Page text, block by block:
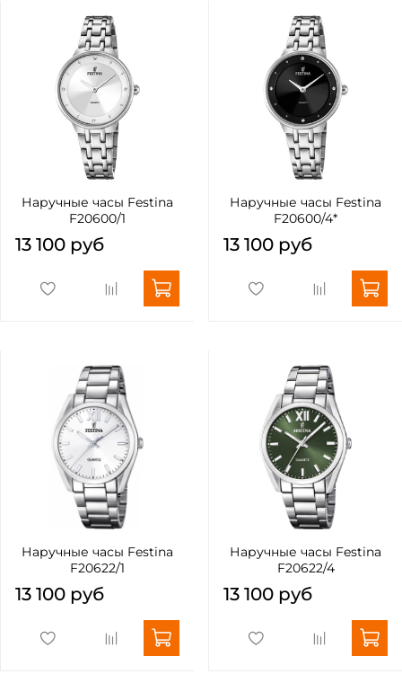
Наручные часы Festina
F20600/1
13 100 руб
Наручные часы Festina
F20600/4*
13 100 руб
Наручные часы Festina
F20622/1
13 100 руб
Наручные часы Festina
F20622/4
13 100 руб